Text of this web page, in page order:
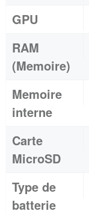
GPU
RAM
(Memoire)
Memoire
interne
Carte
MicroSD
Type de
batterie